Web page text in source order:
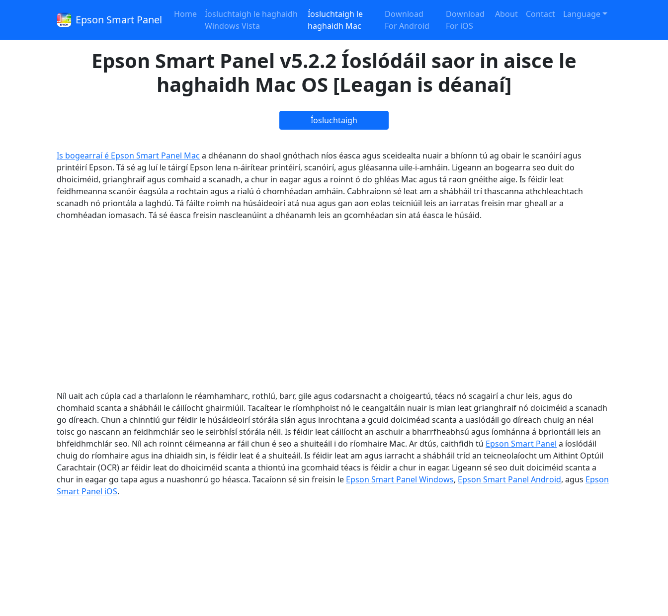
Epson Smart Panel Home
Íosluchtaigh le haghaidh
Windows Vista
Íosluchtaigh le
haghaidh Mac
Download
For Android
Download
For iOS
About Contact Language
Epson Smart Panel v5.2.2 Íoslódáil saor in aisce le
haghaidh Mac OS [Leagan is déanaí]
Íosluchtaigh
Is bogearraí é Epson Smart Panel Mac a dhéanann do shaol gnóthach níos éasca agus sceidealta nuair a bhíonn tú ag obair le scanóirí agus
printéirí Epson. Tá sé ag luí le táirgí Epson lena n-áirítear printéirí, scanóirí, agus gléasanna uile-i-amháin. Ligeann an bogearra seo duit do
dhoiciméid, grianghraif agus comhaid a scanadh, a chur in eagar agus a roinnt ó do ghléas Mac agus tá raon gnéithe aige. Is féidir leat
feidhmeanna scanóir éagsúla a rochtain agus a rialú ó chomhéadan amháin. Cabhraíonn sé leat am a shábháil trí thascanna athchleachtach
scanadh nó priontála a laghdú. Tá fáilte roimh na húsáideoirí atá nua agus gan aon eolas teicniúil leis an iarratas freisin mar gheall ar a
chomhéadan iomasach. Tá sé éasca freisin nascleanúint a dhéanamh leis an gcomhéadan sin atá éasca le húsáid.
Níl uait ach cúpla cad a tharlaíonn le réamhamharc, rothlú, barr, gile agus codarsnacht a choigeartú, téacs nó scagairí a chur leis, agus do
chomhaid scanta a shábháil le cáilíocht ghairmiúil. Tacaítear le ríomhphoist nó le ceangaltáin nuair is mian leat grianghraif nó doiciméid a scanadh
go díreach. Chun a chinntiú gur féidir le húsáideoirí stórála slán agus inrochtana a gcuid doiciméad scanta a uaslódáil go díreach chuig an néal
toisc go nascann an feidhmchlár seo le seirbhísí stórála néil. Is féidir leat cáilíocht an aschuir a bharrfheabhsú agus íomhánna á bpriontáil leis an
bhfeidhmchlár seo. Níl ach roinnt céimeanna ar fáil chun é seo a shuiteáil i do ríomhaire Mac. Ar dtús, caithfidh tú Epson Smart Panel a íoslódáil
chuig do ríomhaire agus ina dhiaidh sin, is féidir leat é a shuiteáil. Is féidir leat am agus iarracht a shábháil tríd an teicneolaíocht um Aithint Optúil
Carachtair (OCR) ar féidir leat do dhoiciméid scanta a thiontú ina gcomhaid téacs is féidir a chur in eagar. Ligeann sé seo duit doiciméid scanta a
chur in eagar go tapa agus a nuashonrú go héasca. Tacaíonn sé sin freisin le Epson Smart Panel Windows, Epson Smart Panel Android, agus Epson
Smart Panel iOS.